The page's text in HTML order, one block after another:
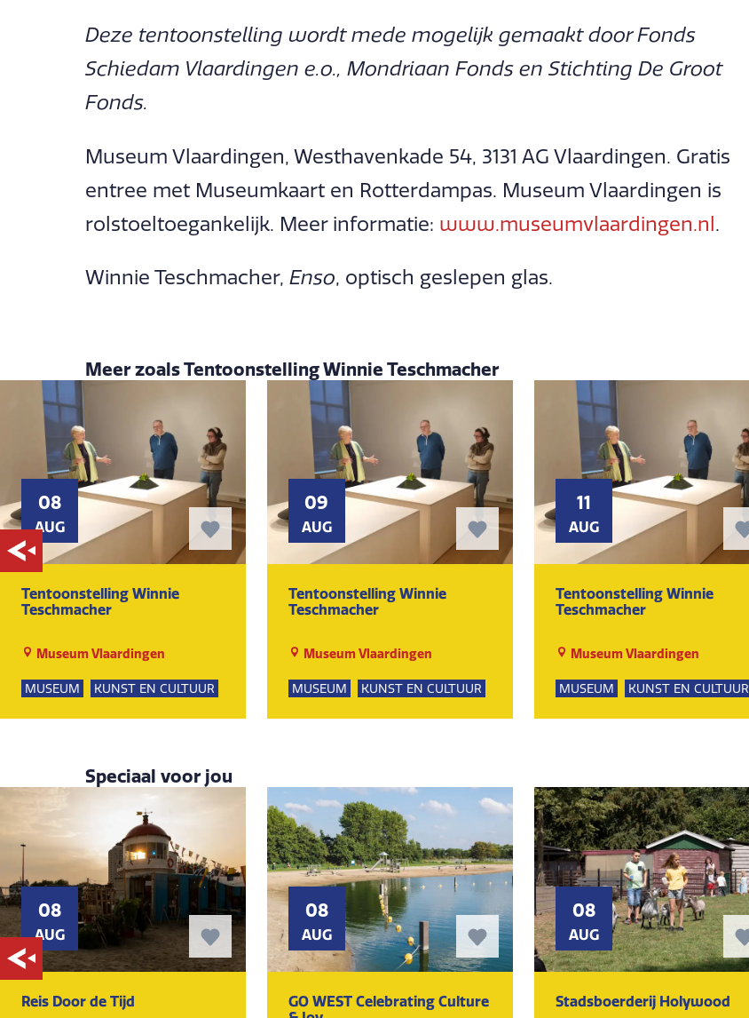
Deze tentoonstelling wordt mede mogelijk gemaakt door Fonds
Schiedam Vlaardingen e.o., Mondriaan Fonds en Stichting De Groot
Fonds.
Museum Vlaardingen, Westhavenkade 54, 3131 AG Vlaardingen. Gratis
entree met Museumkaart en Rotterdampas. Museum Vlaardingen is
rolstoeltoegankelijk. Meer informatie: www.museumvlaardingen.nl.
Winnie Teschmacher, Enso, optisch geslepen glas.
Meer zoals Tentoonstelling Winnie Teschmacher
08
AUG
Tentoonstelling Winnie
Teschmacher
Museum Vlaardingen
MUSEUM KUNST EN CULTUUR
09
AUG
Tentoonstelling Winnie
Teschmacher
Museum Vlaardingen
MUSEUM KUNST EN CULTUUR
11
AUG
Tentoonstelling Winnie
Teschmacher
Museum Vlaardingen
MUSEUM KUNST EN CULTUUR
Speciaal voor jou
08
AUG
Reis Door de Tijd
08
AUG
GO WEST Celebrating Culture
08
AUG
Stadsboerderij Holywood